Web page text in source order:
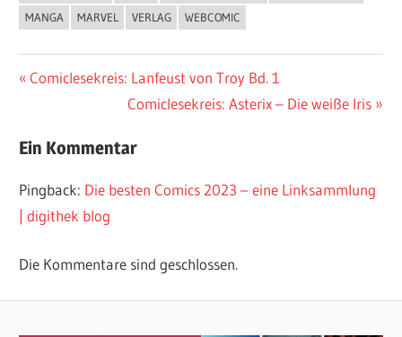
MANGA
MARVEL VERLAG WEBCOMIC
Beitragsnavigation
Vorheriger
Comiclesekreis: Lanfeust von Troy Bd. 1
Nächster
Comiclesekreis: Asterix – Die weiße Iris
Ein Kommentar
Pingback: Die besten Comics 2023 – eine Linksammlung
| digithek blog
Die Kommentare sind geschlossen.